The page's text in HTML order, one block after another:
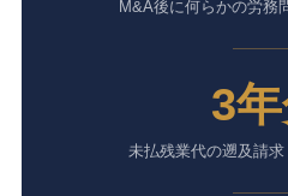
M&A後に何らかの労務
3
未払残業代の遡及請求